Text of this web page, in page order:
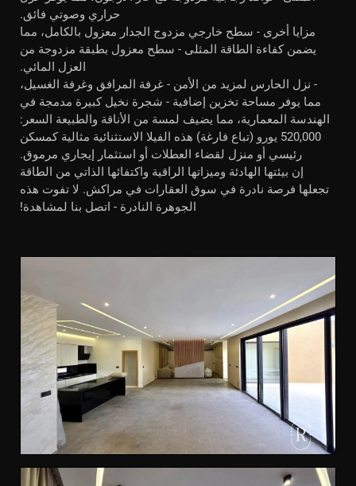
حراري وصوتي فائق.
مزايا أخرى - سطح خارجي مزدوج الجدار معزول بالكامل، مما
يضمن كفاءة الطاقة المثلى - سطح معزول بطبقة مزدوجة من
العزل المائي.
- نزل الحارس لمزيد من الأمن - غرفة المرافق وغرفة الغسيل،
مما يوفر مساحة تخزين إضافية - شجرة نخيل كبيرة مدمجة في
الهندسة المعمارية، مما يضيف لمسة من الأناقة والطبيعة السعر:
520,000 يورو (تباع فارغة) هذه الفيلا الاستثنائية مثالية كمسكن
رئيسي أو منزل لقضاء العطلات أو استثمار إيجاري مرموق.
إن بيئتها الهادئة وميزاتها الراقية واكتفائها الذاتي من الطاقة
تجعلها فرصة نادرة في سوق العقارات في مراكش. لا تفوت هذه
الجوهرة النادرة - اتصل بنا لمشاهدة!